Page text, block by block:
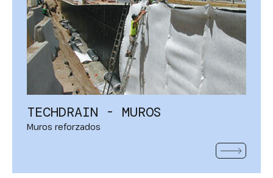
TECHDRAIN - MUROS
Muros reforzados
VER MÁS